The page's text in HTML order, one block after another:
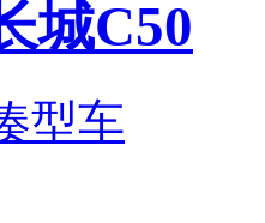
城C50
型车